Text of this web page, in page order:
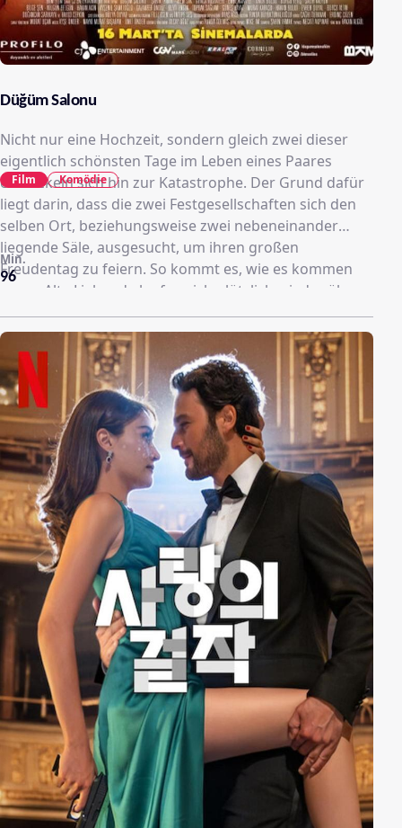
Düğüm Salonu
Nicht nur eine Hochzeit, sondern gleich zwei dieser
eigentlich schönsten Tage im Leben eines Paares
entwickeln sich hin zur Katastrophe. Der Grund dafür
liegt darin, dass die zwei Festgesellschaften sich den
selben Ort, beziehungsweise zwei nebeneinander
liegende Säle, ausgesucht, um ihren großen
Freudentag zu feiern. So kommt es, wie es kommen
muss: Alte Liebende laufen sich plötzlich wieder über
den Weg, gut gehütete Geheimnisse kommen ans
Licht, Konflikte kochen auf und das komplette Chaos
bricht aus.
96
Min.
Film Komödie